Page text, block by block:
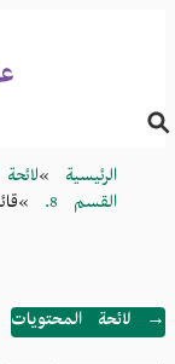
Breadcrumb
الرئيسية
القسم 8.
→ لائحة المحتويات